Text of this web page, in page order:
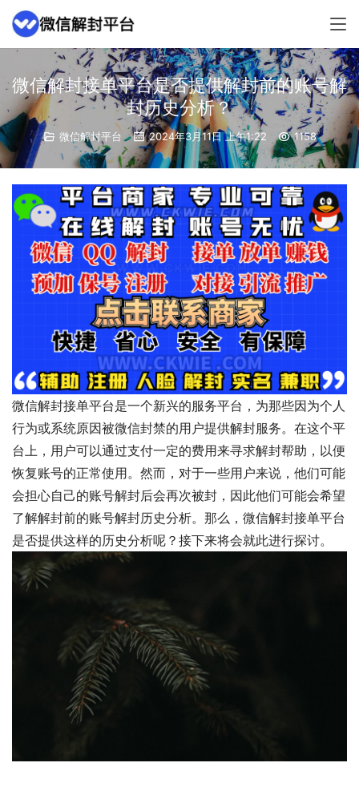
微信解封接单平台是否提供解封前的账号解
封历史分析？
微信解封平台 2024年3月11日 上午1:22 1158
微信解封接单平台是一个新兴的服务平台，为那些因为个人
行为或系统原因被微信封禁的用户提供解封服务。在这个平
台上，用户可以通过支付一定的费用来寻求解封帮助，以便
恢复账号的正常使用。然而，对于一些用户来说，他们可能
会担心自己的账号解封后会再次被封，因此他们可能会希望
了解解封前的账号解封历史分析。那么，微信解封接单平台
是否提供这样的历史分析呢？接下来将会就此进行探讨。